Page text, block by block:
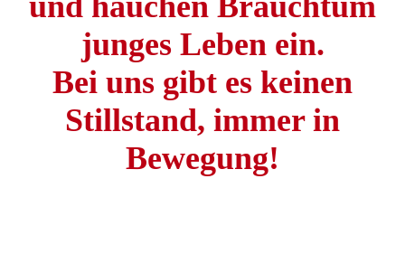
junges Leben ein.
Bei uns gibt es keinen
Stillstand, immer in
Bewegung!